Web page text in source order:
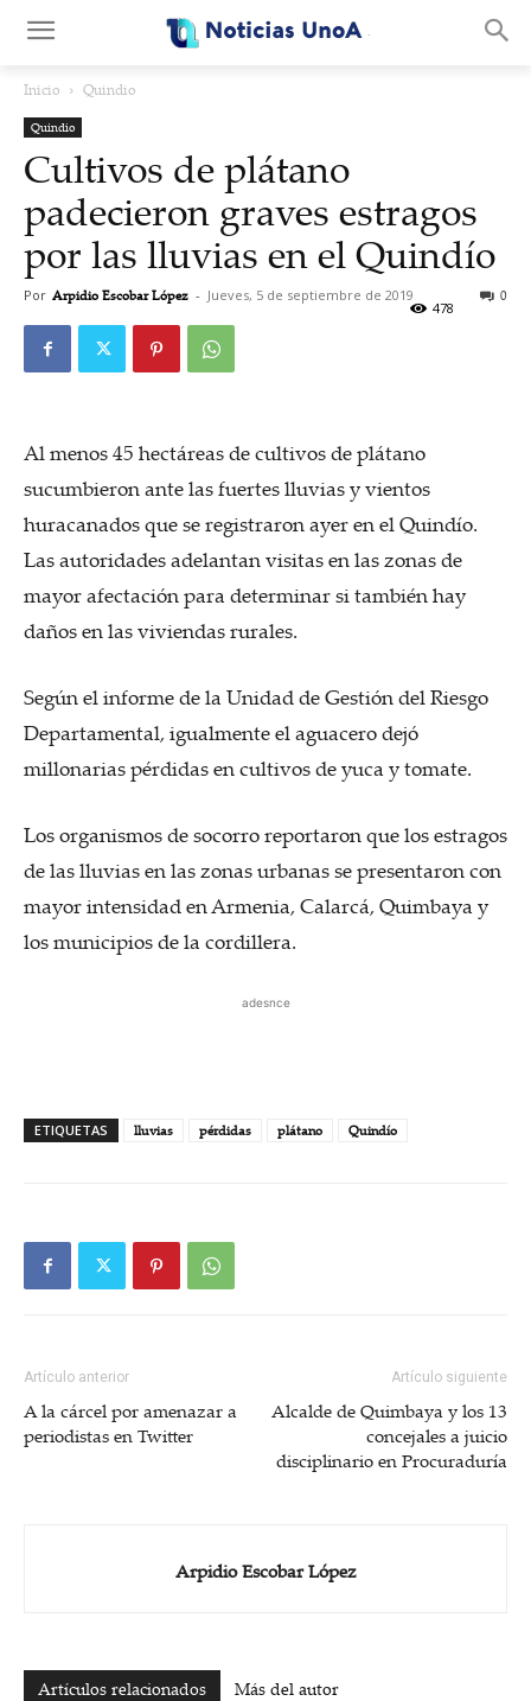
Inicio Quindio
Quindio
Cultivos de plátano
padecieron graves estragos
por las lluvias en el Quindío
Por Arpidio Escobar López - Jueves, 5 de septiembre de 2019 0
478
Al menos 45 hectáreas de cultivos de plátano
sucumbieron ante las fuertes lluvias y vientos
huracanados que se registraron ayer en el Quindío.
Las autoridades adelantan visitas en las zonas de
mayor afectación para determinar si también hay
daños en las viviendas rurales.
Según el informe de la Unidad de Gestión del Riesgo
Departamental, igualmente el aguacero dejó
millonarias pérdidas en cultivos de yuca y tomate.
Los organismos de socorro reportaron que los estragos
de las lluvias en las zonas urbanas se presentaron con
mayor intensidad en Armenia, Calarcá, Quimbaya y
los municipios de la cordillera.
adesnce
ETIQUETAS lluvias pérdidas plátano Quindío
Artículo anterior
A la cárcel por amenazar a
periodistas en Twitter
Artículo siguiente
Alcalde de Quimbaya y los 13
concejales a juicio
disciplinario en Procuraduría
Arpidio Escobar López
Artículos relacionados Más del autor